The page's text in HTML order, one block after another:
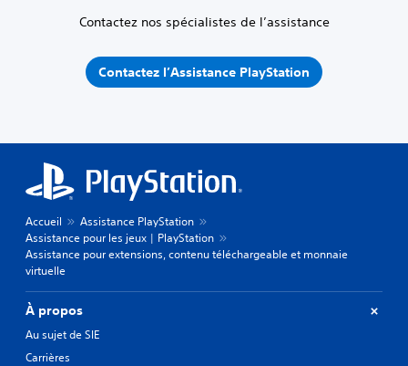
Contactez nos spécialistes de l’assistance
Contactez l’Assistance PlayStation
Accueil
Assistance PlayStation
Assistance pour les jeux | PlayStation
Assistance pour extensions, contenu téléchargeable et monnaie
virtuelle
À propos
Au sujet de SIE
Carrières